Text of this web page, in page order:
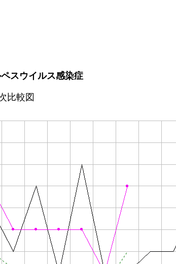
スウイルス感染症
比較図